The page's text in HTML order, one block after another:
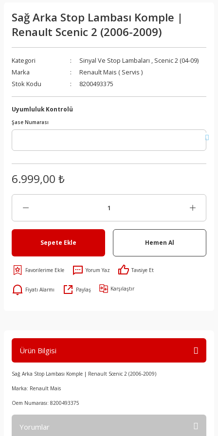
Sağ Arka Stop Lambası Komple |
Renault Scenic 2 (2006-2009)
Kategori Sinyal Ve Stop Lambaları , Scenic 2 (04-09)
Marka
Renault Mais ( Servis )
Stok Kodu
8200493375
Uyumluluk Kontrolü
Şase Numarası
6.999,00 ₺
Sepete Ekle Hemen Al
Yorum Yaz Tavsiye Et
Fiyatı Alarmı Paylaş Karşılaştır
Ürün Bilgisi
Sağ Arka Stop Lambası Komple | Renault Scenic 2 (2006-2009)
Marka: Renault Mais
Oem Numarası: 8200493375
Yorumlar